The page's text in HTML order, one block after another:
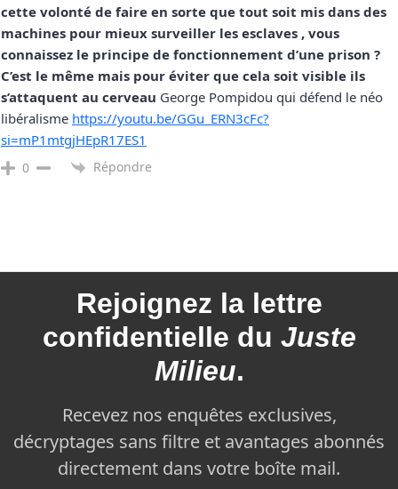
cette volonté de faire en sorte que tout soit mis dans des
machines pour mieux surveiller les esclaves , vous
connaissez le principe de fonctionnement d’une prison ?
C’est le même mais pour éviter que cela soit visible ils
s’attaquent au cerveau George Pompidou qui défend le néo
libéralisme https://youtu.be/GGu_ERN3cFc?
si=mP1mtgjHEpR17ES1
0 Répondre
Rejoignez la lettre
confidentielle du Juste
Milieu.
Recevez nos enquêtes exclusives,
décryptages sans filtre et avantages abonnés
directement dans votre boîte mail.